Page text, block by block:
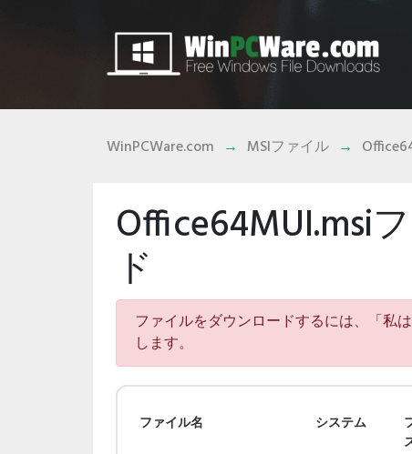
WinPCWare.com MSIファイル
Office64MUI.msi
ド
ファイルをダウンロードするには、「私
します。
ファイル名 システム